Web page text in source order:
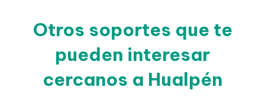
Otros soportes que te
pueden interesar
cercanos a Hualpén